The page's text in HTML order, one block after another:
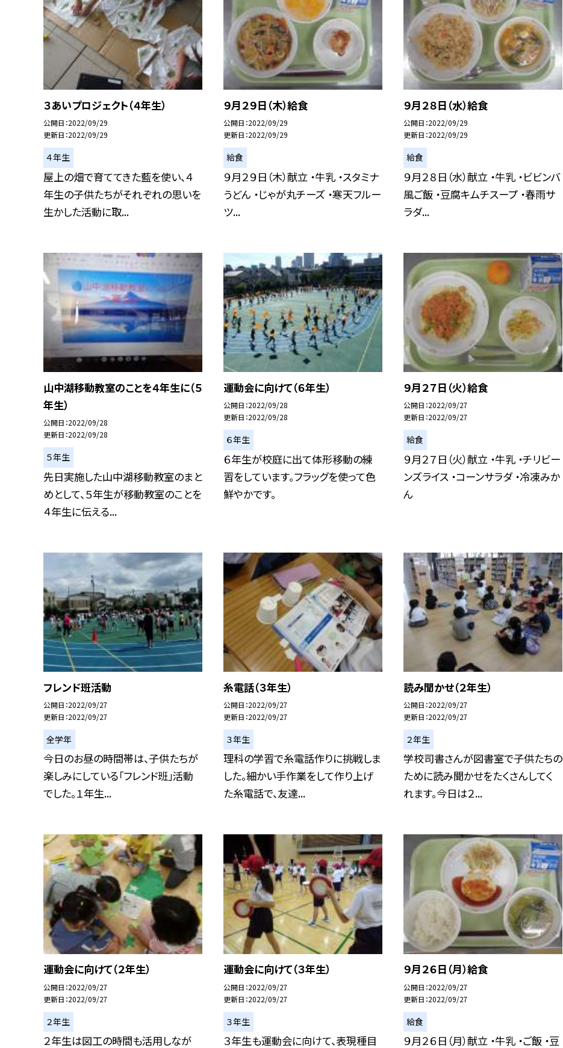
３あいプロジェクト（４年生）
公開日 2022/09/29
更新日 2022/09/29
４年生
屋上の畑で育ててきた藍を使い、４
年生の子供たちがそれぞれの思いを
生かした活動に取...
９月２９日（木）給食
公開日 2022/09/29
更新日 2022/09/29
給食
９月２９日（木）献立 ・牛乳 ・スタミナ
うどん ・じゃが丸チーズ ・寒天フルー
ツ...
９月２８日（水）給食
公開日 2022/09/29
更新日 2022/09/29
給食
９月２８日（水）献立 ・牛乳 ・ビビンバ
風ご飯 ・豆腐キムチスープ ・春雨サ
ラダ...
山中湖移動教室のことを４年生に（５
年生）
公開日 2022/09/28
更新日 2022/09/28
５年生
先日実施した山中湖移動教室のまと
めとして、５年生が移動教室のことを
４年生に伝える...
運動会に向けて（６年生）
公開日 2022/09/28
更新日 2022/09/28
６年生
６年生が校庭に出て体形移動の練
習をしています。フラッグを使って色
鮮やかです。
９月２７日（火）給食
公開日 2022/09/27
更新日 2022/09/27
給食
９月２７日（火）献立 ・牛乳 ・チリビー
ンズライス ・コーンサラダ ・冷凍みか
ん
フレンド班活動
公開日 2022/09/27
更新日 2022/09/27
全学年
今日のお昼の時間帯は、子供たちが
楽しみにしている「フレンド班」活動
でした。１年生...
糸電話（３年生）
公開日 2022/09/27
更新日 2022/09/27
３年生
理科の学習で糸電話作りに挑戦しま
した。細かい手作業をして作り上げ
た糸電話で、友達...
読み聞かせ（２年生）
公開日 2022/09/27
更新日 2022/09/27
２年生
学校司書さんが図書室で子供たちの
ために読み聞かせをたくさんしてく
れます。今日は２...
運動会に向けて（２年生）
公開日 2022/09/27
更新日 2022/09/27
２年生
２年生は図工の時間も活用しなが
運動会に向けて（３年生）
公開日 2022/09/27
更新日 2022/09/27
３年生
３年生も運動会に向けて、表現種目
９月２６日（月）給食
公開日 2022/09/27
更新日 2022/09/27
給食
９月２６日（月）献立 ・牛乳 ・ご飯 ・豆